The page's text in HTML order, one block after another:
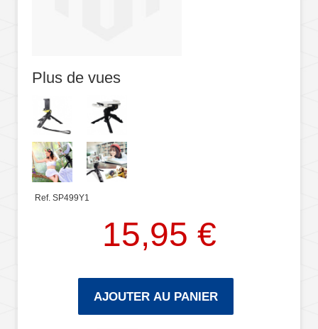
Plus de vues
Ref. SP499Y1
15,95 €
AJOUTER AU PANIER